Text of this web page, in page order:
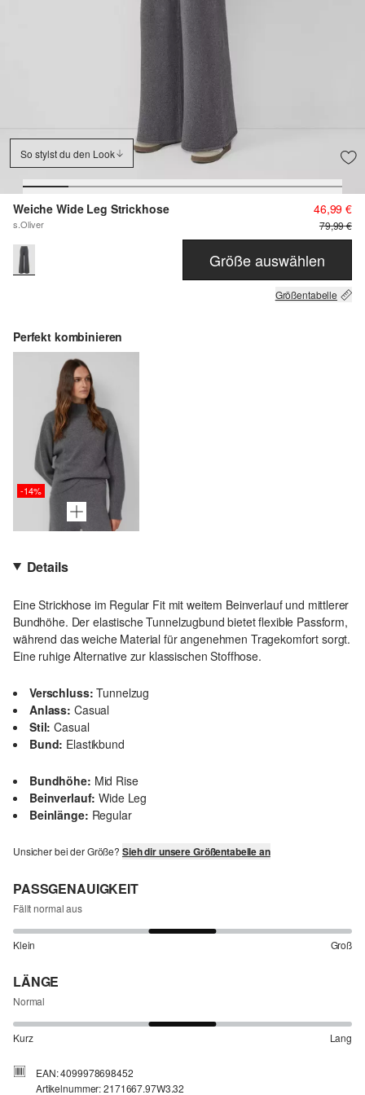
So stylst du den Look
Weiche Wide Leg Strickhose
s.Oliver
46,99 €
79,99 €
Größe auswählen
Größentabelle
Perfekt kombinieren
-14%
Details
Eine Strickhose im Regular Fit mit weitem Beinverlauf und mittlerer
Bundhöhe. Der elastische Tunnelzugbund bietet flexible Passform,
während das weiche Material für angenehmen Tragekomfort sorgt.
Eine ruhige Alternative zur klassischen Stoffhose.
Verschluss: Tunnelzug
Anlass: Casual
Stil: Casual
Bund: Elastikbund
Bundhöhe: Mid Rise
Beinverlauf: Wide Leg
Beinlänge: Regular
Unsicher bei der Größe? Sieh dir unsere Größentabelle an
PASSGENAUIGKEIT
Fällt normal aus
Klein Groß
LÄNGE
Normal
Kurz Lang
EAN: 4099978698452
Artikelnummer: 2171667.97W3.32